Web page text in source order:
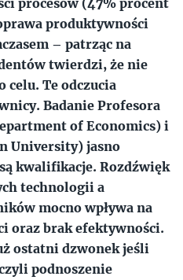
produktywności
– patrząc na
twierdzi, że nie
celu. Te odczucia
Badanie Profesora
of Economics) i
University) jasno
kwalifikacje. Rozdźwięk
technologii a
mocno wpływa na
oraz brak efektywności.
ostatni dzwonek jeśli
podnoszenie